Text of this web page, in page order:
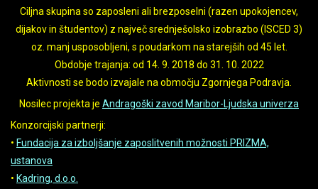
Ciljna skupina so zaposleni ali brezposelni (razen upokojencev,
dijakov in študentov) z največ srednješolsko izobrazbo (ISCED 3)
oz. manj usposobljeni, s poudarkom na starejših od 45 let.
Obdobje trajanja: od 14. 9. 2018 do 31. 10. 2022
Aktivnosti se bodo izvajale na območju Zgornjega Podravja.
Nosilec projekta je Andragoški zavod Maribor-Ljudska univerza
Konzorcijski partnerji:
• Fundacija za izboljšanje zaposlitvenih možnosti PRIZMA,
ustanova
• Kadring, d.o.o.